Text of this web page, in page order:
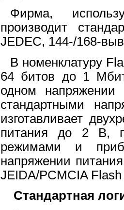
Фирма,
производит
JEDEC, 144-/168-
В номенклатуру
64 битов до 1
одном
стандартными
изготавливает
питания до 2 В,
режимами и
напряжении
JEIDA/PCMCIA
Стандартная